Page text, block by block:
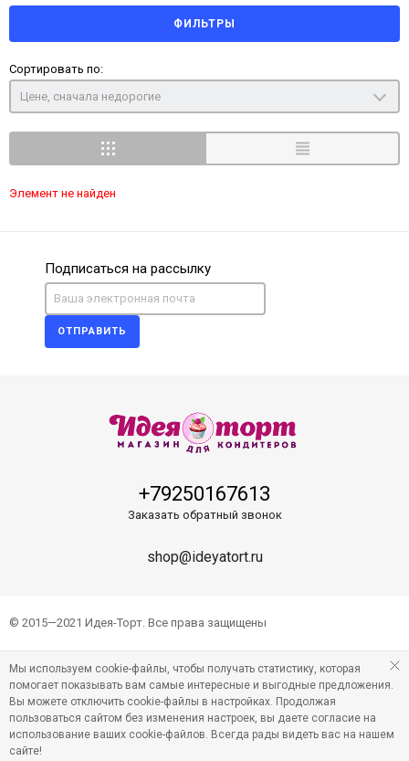
ФИЛЬТРЫ
Сортировать по:
Цене, сначала недорогие
Элемент не найден
Подписаться на рассылку
ОТПРАВИТЬ
+79250167613
Заказать обратный звонок
shop@ideyatort.ru
© 2015—2021 Идея-Торт. Все права защищены
Мы используем cookie-файлы, чтобы получать статистику, которая
помогает показывать вам самые интересные и выгодные предложения.
Вы можете отключить cookie-файлы в настройках. Продолжая
пользоваться сайтом без изменения настроек, вы даете согласие на
использование ваших cookie-файлов. Всегда рады видеть вас на нашем
сайте!